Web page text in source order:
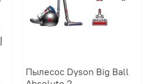
Пылесос Dyson Big Ball